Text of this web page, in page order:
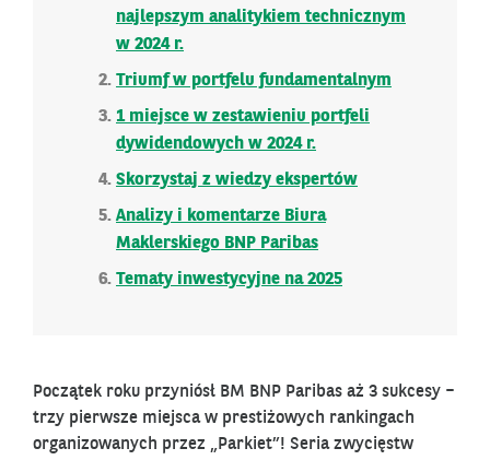
najlepszym analitykiem technicznym
w 2024 r.
Triumf w portfelu fundamentalnym
1 miejsce w zestawieniu portfeli
dywidendowych w 2024 r.
Skorzystaj z wiedzy ekspertów
Analizy i komentarze Biura
Maklerskiego BNP Paribas
Tematy inwestycyjne na 2025
Początek roku przyniósł BM BNP Paribas aż 3 sukcesy –
trzy pierwsze miejsca w prestiżowych rankingach
organizowanych przez „Parkiet”! Seria zwycięstw